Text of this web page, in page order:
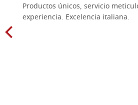
Productos únicos, servicio
experiencia. Excelencia italiana.